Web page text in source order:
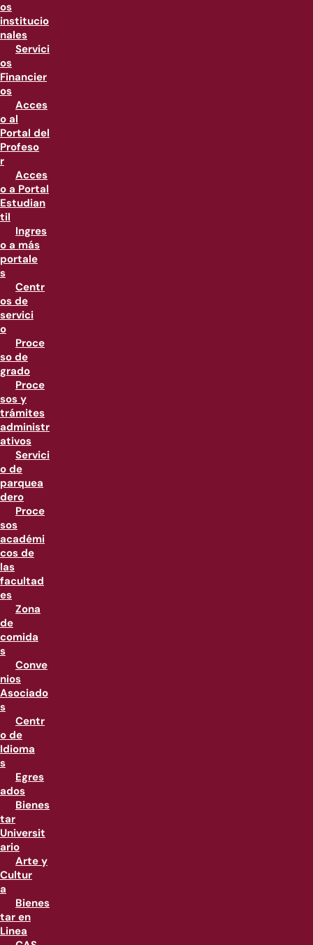
os
institucio
nales
Servici
os
Financier
os
Acces
o al
Portal del
Profeso
r
Acces
o a Portal
Estudian
til
Ingres
o a más
portale
s
Centr
os de
servici
o
Proce
so de
grado
Proce
sos y
trámites
administr
ativos
Servici
o de
parquea
dero
Proce
sos
académi
cos de
las
facultad
es
Zona
de
comida
s
Conve
nios
Asociado
s
Centr
o de
Idioma
s
Egres
ados
Bienes
tar
Universit
ario
Arte y
Cultur
a
Bienes
tar en
Linea